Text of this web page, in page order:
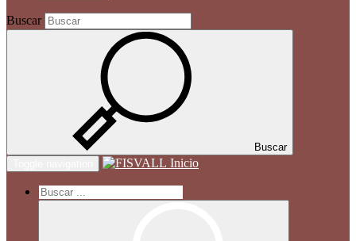
Buscar
Buscar
Inicio